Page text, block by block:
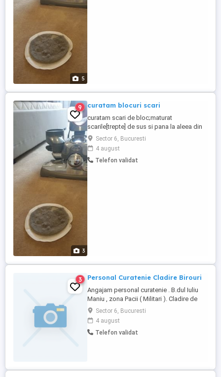
5
3
9 curatam blocuri scari
curatam scari de bloc;maturat
scarile[trepte] de sus si pana la aleea din
fata bloculuim spalam scarile[treptele] de
sus si pana la parter inclusiv, interetinut
parterul si accensor zilnic maturat si
spalat ghenele pe etaje pregatirea
Sector 6, Bucuresti
4 august
Telefon validat
3 Personal Curatenie Cladire Birouri
Angajam personal curatenie . B.dul Iuliu
Maniu , zona Pacii ( Militari ). Cladire de
birouri cu sectie de lucru . Program : luni -
vineri prin rotatie , o saptamana tura de
dimineata , urmatoarea saptamana tura de
dupa masa . Salariul este de 3500 lei in
Sector 6, Bucuresti
4 august
Telefon validat